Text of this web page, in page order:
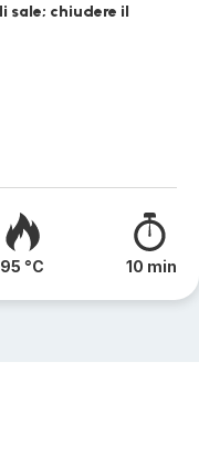
sale; chiudere il
95 °C 10 min